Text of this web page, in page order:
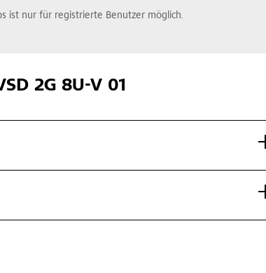
ist nur für registrierte Benutzer möglich.
2G 8U-V 01